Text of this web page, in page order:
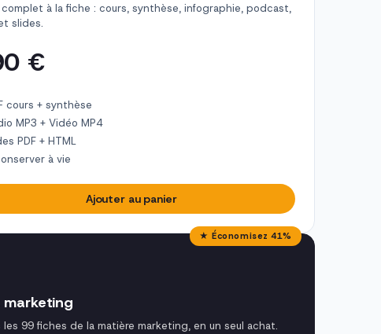
à la fiche : cours, synthèse, infographie, podcast,
slides.
€
cours + synthèse
MP3 + Vidéo MP4
PDF + HTML
à vie
Ajouter au panier
★ Économisez 41%
marketing
les 99 fiches de la matière marketing, en un seul achat.